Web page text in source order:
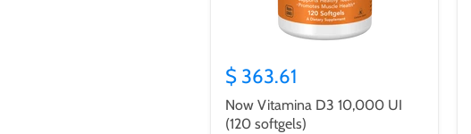
$ 363.61
Now Vitamina D3 10,000 UI
(120 softgels)